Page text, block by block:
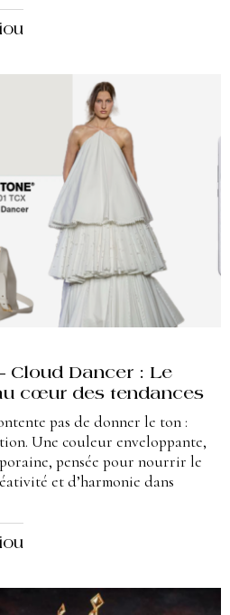
Cloud Dancer : Le
cœur des tendances
pas de donner le ton :
Une couleur enveloppante,
pensée pour nourrir le
et d’harmonie dans